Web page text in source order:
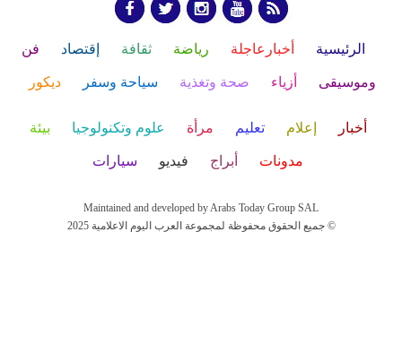
الرئيسية أخبارعاجلة رياضة ثقافة إقتصاد فن
وموسيقى أزياء صحة وتغذية سياحة وسفر ديكور
أخبار إعلام تعليم مرأة علوم وتكنولوجيا بيئة
مدونات أبراج فيديو سيارات
Maintained and developed by Arabs Today Group SAL
جميع الحقوق محفوظة لمجموعة العرب اليوم الاعلامية 2025 ©